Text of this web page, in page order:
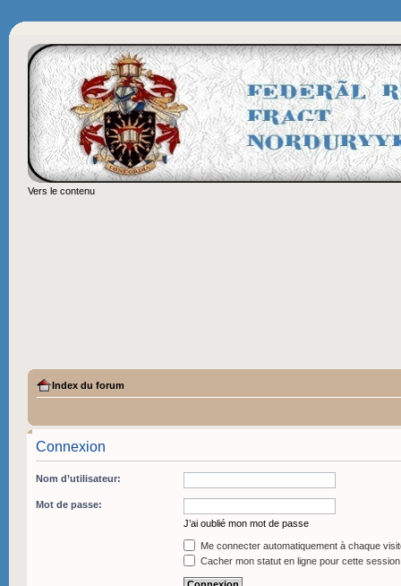
Vers le contenu
Index du forum
Connexion
Nom d’utilisateur:
Mot de passe:
J’ai oublié mon mot de passe
Me connecter automatiquement à chaque
Cacher mon statut en ligne pour cette session